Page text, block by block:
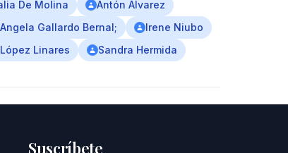
De Molina
Antón Álvarez
Angela Gallardo Bernal;
Irene Niubo
Linares
Sandra Hermida
Suscríbete